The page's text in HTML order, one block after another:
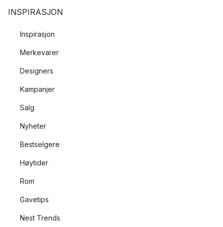
INSPIRASJON
Inspirasjon
Merkevarer
Designers
Kampanjer
Salg
Nyheter
Bestselgere
Høytider
Rom
Gavetips
Nest Trends